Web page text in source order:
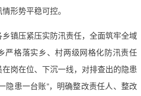
形势平稳可控。
镇压紧压实防汛责任，全面筑牢全域
严格落实乡、村两级网格化防汛责任
岗在位、下沉一线，对排查出的隐患
隐患一台账”，明确整改责任人、整改